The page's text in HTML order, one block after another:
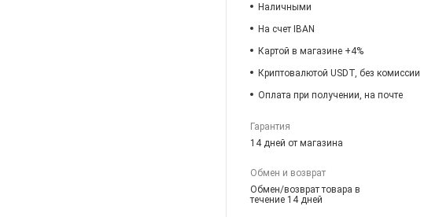
Наличными
На счет IBAN
Картой в магазине +4%
Криптовалютой USDT, без комиссии
Оплата при получении, на почте
Гарантия
14 дней от магазина
Обмен и возврат
Обмен/возврат товара в
течение 14 дней